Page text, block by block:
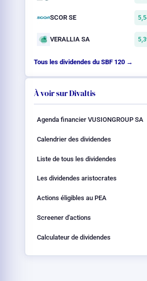
SCOR SE
VERALLIA SA
Tous les dividendes du SBF 120 →
À voir sur Divaltis
Agenda financier VUSIONGROUP SA
Calendrier des dividendes
Liste de tous les dividendes
Les dividendes aristocrates
Actions éligibles au PEA
Screener d'actions
Calculateur de dividendes